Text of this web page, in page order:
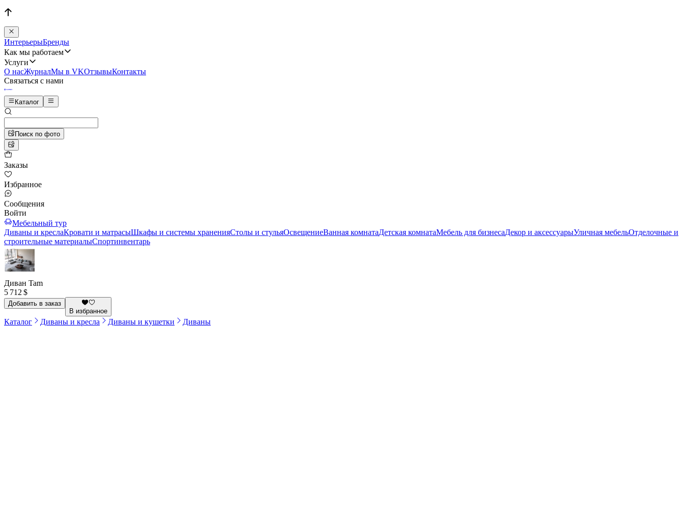
ИнтерьерыБренды
Как мы работаем
Услуги
О насЖурналМы в VKОтзывыКонтакты
Связаться с нами
Каталог
Поиск по фото
Заказы
Избранное
Сообщения
Войти
Мебельный тур
Диваны и креслаКровати и матрасыШкафы и системы храненияСтолы и стульяОсвещениеВанная комнатаДетская комнатаМебель для бизнесаДекор и аксессуарыУличная мебельОтделочные и
строительные материалыСпортинвентарь
Диван Tam
5 712 $
Добавить в заказ
В избранное
Каталог Диваны и кресла Диваны и кушетки Диваны